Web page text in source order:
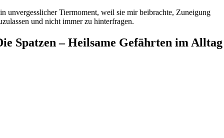
unvergesslicher Tiermoment, weil sie mir beibrachte, Zuneigung
und nicht immer zu hinterfragen.
Spatzen – Heilsame Gefährten im Alltag